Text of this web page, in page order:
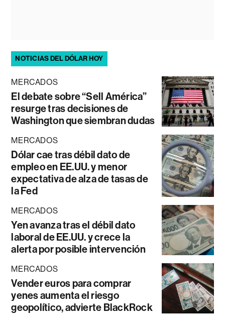
NOTICIAS DEL DÓLAR HOY
MERCADOS
El debate sobre “Sell América”
resurge tras decisiones de
Washington que siembran dudas
MERCADOS
Dólar cae tras débil dato de
empleo en EE.UU. y menor
expectativa de alza de tasas de
la Fed
MERCADOS
Yen avanza tras el débil dato
laboral de EE.UU. y crece la
alerta por posible intervención
MERCADOS
Vender euros para comprar
yenes aumenta el riesgo
geopolítico, advierte BlackRock